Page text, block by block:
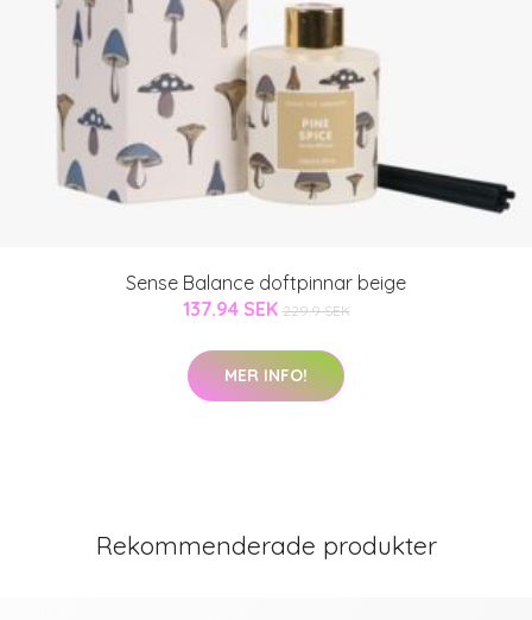
Sense Balance doftpinnar beige
137.94 SEK 229.9 SEK
MER INFO!
Rekommenderade produkter